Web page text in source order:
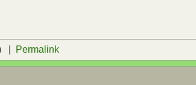
) | Permalink